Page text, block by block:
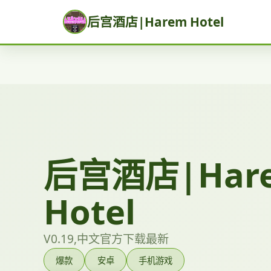
后宫酒店|Harem Hotel
后宫酒店
Hotel
V0.19,中文官方下载最新
爆款 安卓 手机游戏